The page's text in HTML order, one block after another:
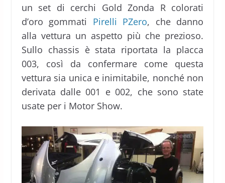
un set di cerchi Gold Zonda R colorati
d’oro gommati Pirelli PZero, che danno
alla vettura un aspetto più che prezioso.
Sullo chassis è stata riportata la placca
003, così da confermare come questa
vettura sia unica e inimitabile, nonché non
derivata dalle 001 e 002, che sono state
usate per i Motor Show.